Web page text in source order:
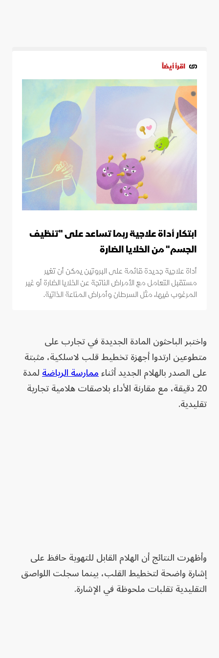
اقرأ أيضاً
ابتكار أداة علاجية ربما تساعد على "تنظيف
الجسم" من الخلايا الضارة
أداة علاجية جديدة قائمة على البروتين يمكن أن تغير
مستقبل التعامل مع الأمراض الناتجة عن الخلايا الضارة أو غير
المرغوب فيها، مثل السرطان وأمراض المناعة الذاتية.
واختبر الباحثون المادة الجديدة في تجارب على
متطوعين ارتدوا أجهزة تخطيط قلب لاسلكية، مثبتة
على الصدر بالهلام الجديد أثناءممارسة الرياضةلمدة
20 دقيقة، مع مقارنة الأداء بلاصقات هلامية تجارية
تقليدية.
وأظهرت النتائج أن الهلام القابل للتهوية حافظ على
إشارة واضحة لتخطيط القلب، بينما سجلت اللواصق
التقليدية تقلبات ملحوظة في الإشارة.